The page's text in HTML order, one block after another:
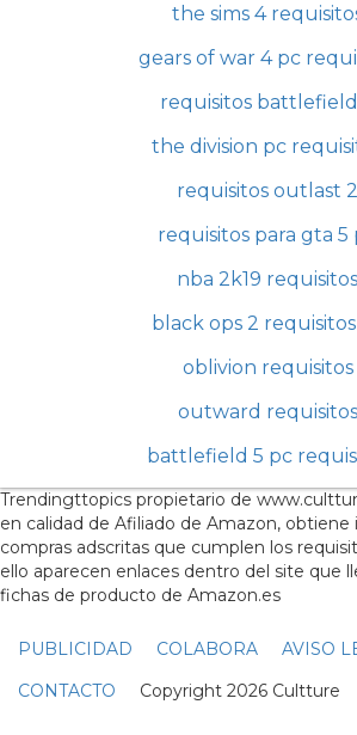
the sims 4
gears of war 4 pc
requisitos
the division pc
requisitos outlast 2
requisitos para gta 5
nba 2k19 requisitos
black ops 2
oblivion requisitos
outward requisitos
battlefield 5 pc
Trendingttopics propietario de
en calidad de Afiliado de Amazon, obtiene
compras adscritas que cumplen los
ello aparecen enlaces dentro del site que
fichas de producto de Amazon.es
PUBLICIDAD COLABORA
AVISO
CONTACTO Copyright 2026 Cultture